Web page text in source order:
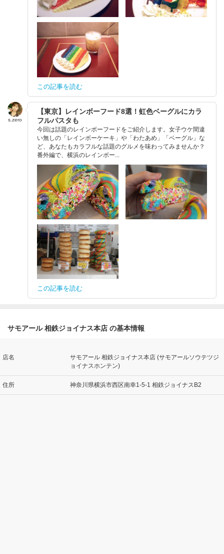
この記事を読む
s.zero
【東京】レインボーフード8選！虹色ベーグルにカラ
フルパスタも
今回は話題のレインボーフードをご紹介します。女子ウケ間違
い無しの「レインボーケーキ」や「わたあめ」「ベーグル」な
ど、あなたもカラフルな話題のグルメを味わってみませんか？
番外編で、横浜のレインボー...
この記事を読む
サモアール 相鉄ジョイナス本店 の基本情報
店名
サモアール 相鉄ジョイナス本店 (サモアールソウテツジ
ョイナスホンテン)
住所 神奈川県横浜市西区南幸1-5-1 相鉄ジョイナスB2